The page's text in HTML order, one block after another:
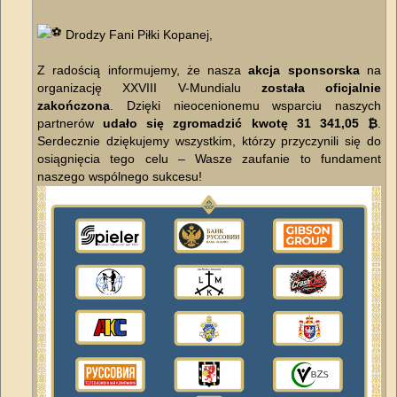
Drodzy Fani Piłki Kopanej,
​Z radością informujemy, że naszaakcja sponsorskana
organizację XXVIII V-Mundialu została oficjalnie
zakończona . Dzięki nieocenionemu wsparciu naszych
partnerówudało się zgromadzić kwotę 31 341,05 ₿
Serdecznie dziękujemy wszystkim, którzy przyczynili się do
osiągnięcia tego celu – Wasze zaufanie to fundament
naszego wspólnego sukcesu!